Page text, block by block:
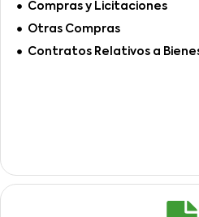
Compras y Licitaciones
Otras Compras
Contratos Relativos a